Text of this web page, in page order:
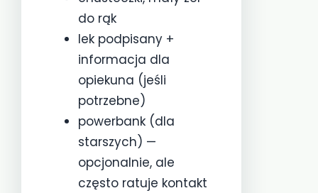
do rąk
lek podpisany +
informacja dla
opiekuna (jeśli
potrzebne)
powerbank (dla
starszych) —
opcjonalnie, ale
często ratuje kontakt